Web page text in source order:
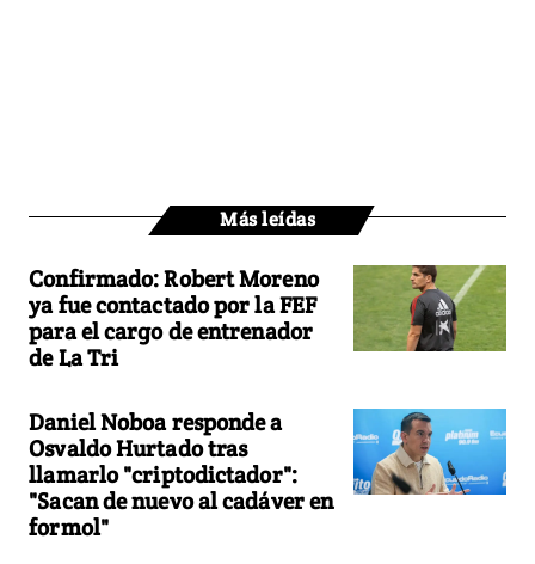
Más leídas
Confirmado: Robert Moreno
ya fue contactado por la FEF
para el cargo de entrenador
de La Tri
Daniel Noboa responde a
Osvaldo Hurtado tras
llamarlo "criptodictador":
"Sacan de nuevo al cadáver en
formol"